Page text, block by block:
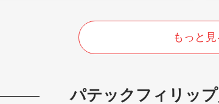
もっと見
パテックフィリップ